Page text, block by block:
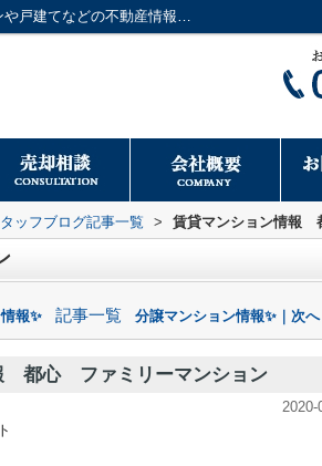
賃貸マンション情報 都心 ファミリーマンション｜大阪市のマンションや戸建てなどの不動産情報は日本トータルプロデュースへ
ッフブログ記事一覧 > 賃貸マンション情報
報✨ 記事一覧 分譲マンション情報✨｜次
都心 ファミリーマンション
2020-